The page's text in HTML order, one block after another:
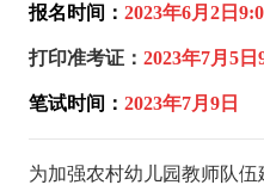
报名时间： 2023年6月2日
打印准考证： 2023年7月5日
笔试时间： 2023年7月9日
为加强农村幼儿园教师队